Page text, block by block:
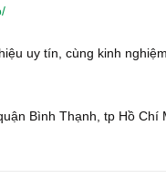
uy tín, cùng kinh
Bình Thạnh, tp Hồ Chí